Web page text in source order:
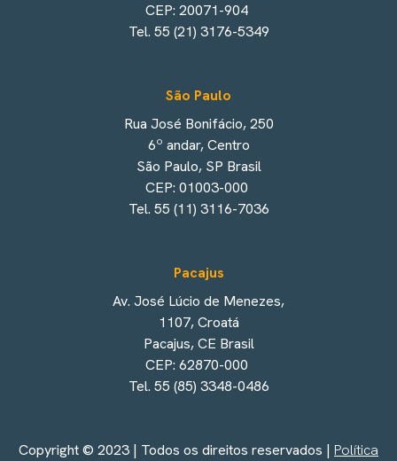
CEP: 20071-904
Tel. 55 (21) 3176-5349
São Paulo
Rua José Bonifácio, 250
6º andar, Centro
São Paulo, SP Brasil
CEP: 01003-000
Tel. 55 (11) 3116-7036
Pacajus
Av. José Lúcio de Menezes,
1107, Croatá
Pacajus, CE Brasil
CEP: 62870-000
Tel. 55 (85) 3348-0486
Copyright © 2023 | Todos os direitos reservados | Política